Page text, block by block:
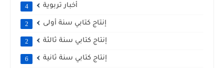
أخبار تربوية 4
إنتاج كتابي سنة أولى 2
إنتاج كتابي سنة ثالثة 2
إنتاج كتابي سنة ثانية 6